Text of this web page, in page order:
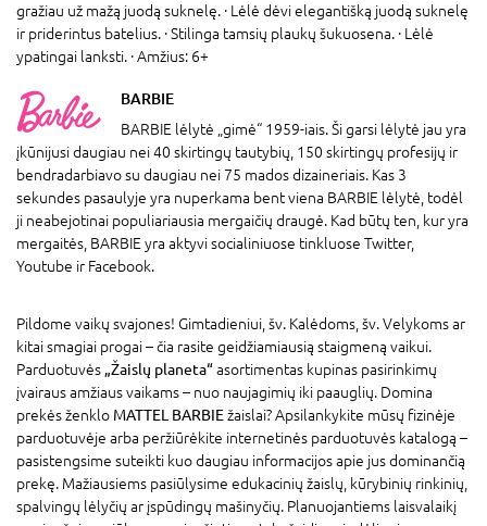
gražiau už mažą juodą suknelę. · Lėlė dėvi elegantišką juodą suknelę
ir priderintus batelius. · Stilinga tamsių plaukų šukuosena. · Lėlė
ypatingai lanksti. · Amžius: 6+
BARBIE
BARBIE lėlytė „gimė“ 1959-iais. Ši garsi lėlytė jau yra
įkūnijusi daugiau nei 40 skirtingų tautybių, 150 skirtingų profesijų ir
bendradarbiavo su daugiau nei 75 mados dizaineriais. Kas 3
sekundes pasaulyje yra nuperkama bent viena BARBIE lėlytė, todėl
ji neabejotinai populiariausia mergaičių draugė. Kad būtų ten, kur yra
mergaitės, BARBIE yra aktyvi socialiniuose tinkluose Twitter,
Youtube ir Facebook.
Pildome vaikų svajones! Gimtadieniui, šv. Kalėdoms, šv. Velykoms ar
kitai smagiai progai – čia rasite geidžiamiausią staigmeną vaikui.
Parduotuvės „Žaislų planeta“asortimentas kupinas pasirinkimų
įvairaus amžiaus vaikams – nuo naujagimių iki paauglių. Domina
prekės ženklo MATTEL BARBIEžaislai? Apsilankykite mūsų fizinėje
parduotuvėje arba peržiūrėkite internetinės parduotuvės katalogą –
pasistengsime suteikti kuo daugiau informacijos apie jus dominančią
prekę. Mažiausiems pasiūlysime edukacinių žaislų, kūrybinių rinkinių,
spalvingų lėlyčių ar įspūdingų mašinyčių. Planuojantiems laisvalaikį